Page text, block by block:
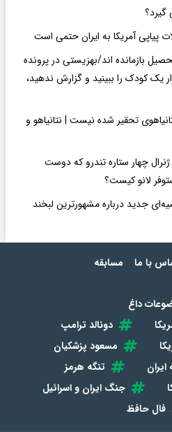
گیرد؟
پیاپی آمریکا به ایران حتمی است
بازمانده اند/بهزیستی در پرونده
یک کودک را ببینید و گزارش ندهید،
تحقیر شده نیست | نتانیاهو و
چهار ستاره تندرو که دوست
لانو کیست؟
جدید درباره مشهورترین لبخند
با ما مسابقه
داغ
دونالد ترامپ
مسعود پزشکیان
تنگه هرمز
جنگ ایران و اسرائیل
فال حافظ